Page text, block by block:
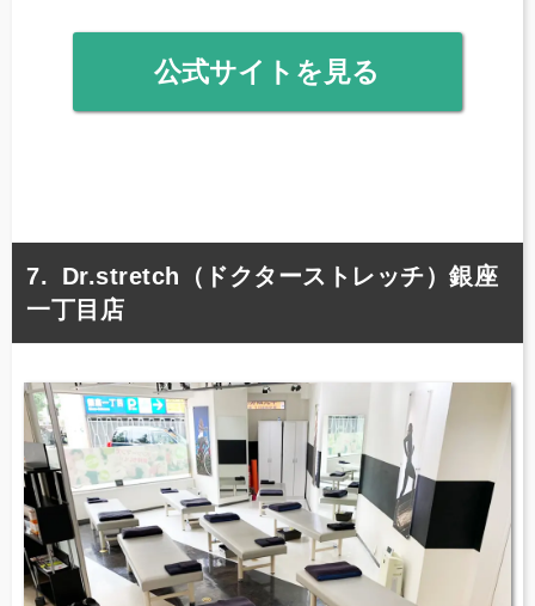
公式サイトを見る
Dr.stretch（ドクターストレッチ）銀座
一丁目店